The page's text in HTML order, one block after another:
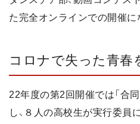
た完全オンラインでの開催に
コロナで失った青春
22年度の第2回開催では「合
し、８人の高校生が実行委員